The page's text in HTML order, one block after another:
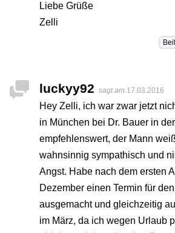
Liebe Grüße
Zelli
luckyy92 sagt am 17.03.2016
Hey Zelli, ich war zwar jetzt
in München bei Dr. Bauer in
empfehlenswert, der Mann
wahnsinnig sympathisch und
Angst. Habe nach dem ersten
Dezember einen Termin für
ausgemacht und gleichzeitig
im März, da ich wegen Urlaub